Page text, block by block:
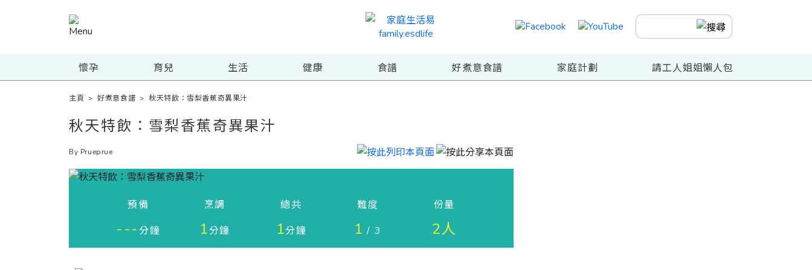
懷孕 育兒 生活 健康 食譜 好煮意食譜 家庭計劃 請工人姐姐懶人包
主頁 >好煮意食譜 > 秋天特飲：雪梨香蕉奇異果汁
秋天特飲：雪梨香蕉奇異果汁
By Prueprue
預備
---分鐘
烹調
1分鐘
總共
1分鐘
難度
1 / 3
份量
2人